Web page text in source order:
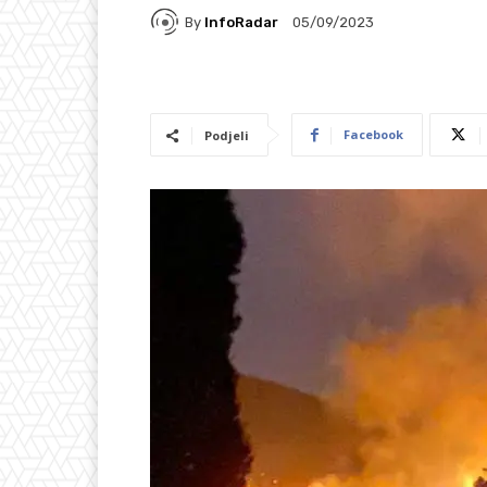
By InfoRadar 05/09/2023
Podjeli Facebook